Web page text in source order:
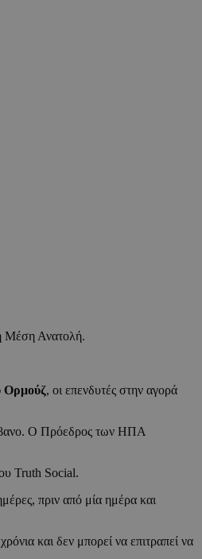
Μέση Ανατολή.
Ορμούζ, οι επενδυτές στην αγορά
Ο Πρόεδρος των ΗΠΑ
Truth Social.
πριν από μία ημέρα και
και δεν μπορεί να επιτραπεί να